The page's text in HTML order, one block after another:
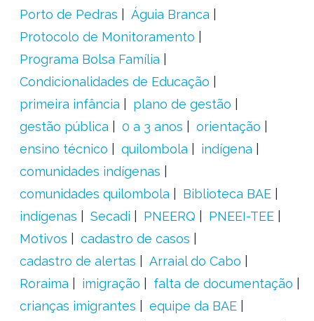
Porto de Pedras
Águia Branca
Protocolo de Monitoramento
Programa Bolsa Família
Condicionalidades de Educação
primeira infância
plano de gestão
gestão pública
0 a 3 anos
orientação
ensino técnico
quilombola
indígena
comunidades indígenas
comunidades quilombola
Biblioteca BAE
indígenas
Secadi PNEERQ
PNEEI-TEE
Motivos
cadastro de casos
cadastro de alertas
Arraial do Cabo
Roraima
imigração
falta de documentação
crianças imigrantes
equipe da BAE